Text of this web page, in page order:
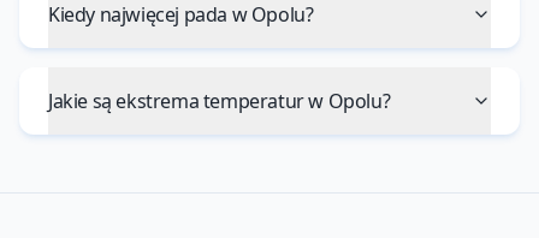
Kiedy najwięcej pada w Opolu?
Jakie są ekstrema temperatur w Opolu?